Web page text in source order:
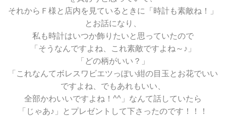
それからＦ様と店内を見ているときに「時計も素敵ね！」
とお話になり、
私も時計はいつか飾りたいと思っていたので
「そうなんですよね、これ素敵ですよね～♪」
「どの柄がいい？」
「これなんてボレスワビエツっぽい紺の目玉とお花でいい
ですよね、でもあれもいい、
全部かわいいですよね！^^」なんて話していたら
「じゃあ♪」とプレゼントして下さったのです！！！